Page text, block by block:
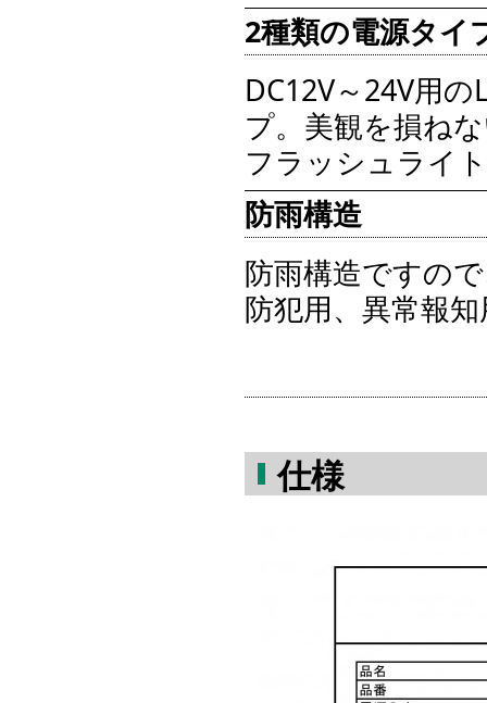
2種類の電源タイ
DC12V～24V用
プ。美観を損ね
フラッシュライ
防雨構造
防雨構造ですの
防犯用、異常報
仕様